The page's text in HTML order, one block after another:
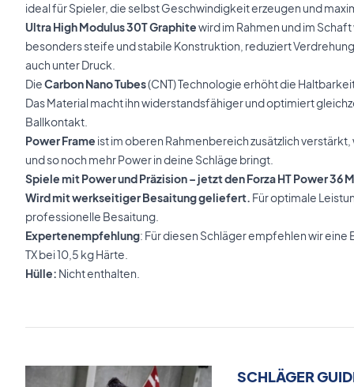
ideal für Spieler, die selbst Geschwindigkeit erzeugen und
Ultra High Modulus 30T Graphitewird im Rahmen und im
besonders steife und stabile Konstruktion, reduziert
auch unter Druck.
DieCarbon Nano Tubes(CNT) Technologie erhöht die
Das Material macht ihn widerstandsfähiger und optimiert
Ballkontakt.
Power Frame ist im oberen Rahmenbereich zusätzlich
und so noch mehr Power in deine Schläge bringt.
Spiele mit Power und Präzision – jetzt den Forza HT Power 36
Wird mit werkseitiger Besaitung geliefert. Für optimale
professionelle Besaitung.
Expertenempfehlung: Für diesen Schläger empfehlen wir eine
TX bei 10,5 kg Härte.
Hülle: Nicht enthalten.
SCHLÄGER